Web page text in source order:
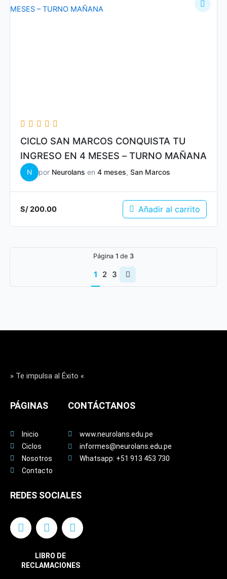
CICLO SAN MARCOS CONQUISTA TU
INGRESO EN 4 MESES – TURNO MAÑANA
N por Neurolans en 4 meses, San Marcos
S/200.00 Añadir al carrito
Página 1 de 3
1 2 3
Página
siguiente
» Te impulsa al Éxito «
PÁGINAS
Inicio
Ciclos
Nosotros
Contacto
CONTÁCTANOS
www.neurolans.edu.pe
informes@neurolans.edu.pe
Whatsapp: +51 913 453 730
REDES SOCIALES
F
a
b
I
n
t
a
Y
o
u
LIBRO DE
RECLAMACIONES